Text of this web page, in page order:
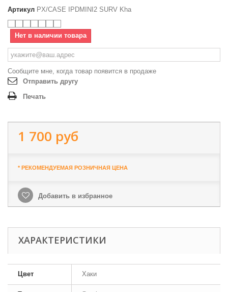
Артикул PX/CASE IPDMINI2 SURV Kha
Нет в наличии товара
Сообщите мне, когда товар появится в продаже
Отправить другу
Печать
1 700 руб
* РЕКОМЕНДУЕМАЯ РОЗНИЧНАЯ ЦЕНА
Добавить в избранное
ХАРАКТЕРИСТИКИ
Цвет Хаки